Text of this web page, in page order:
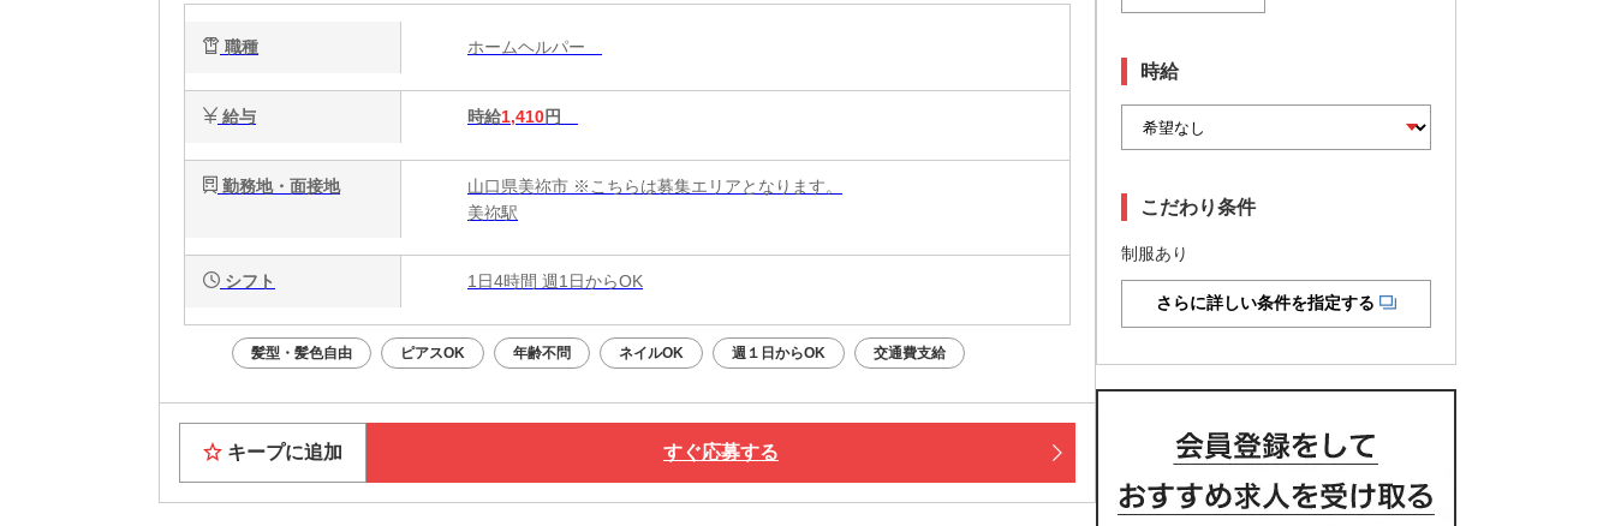
職種 ホームヘルパー
給与 時給1,410円
勤務地・面接地
山口県美祢市 ※こちらは募集エリアとなります。
美祢駅
シフト 1日4時間 週1日からOK
髪型・髪色自由 ピアスOK 年齢不問 ネイルOK 週１日からOK 交通費支給
キープに追加 すぐ応募する
時給
こだわり条件
制服あり
さらに詳しい条件を指定する